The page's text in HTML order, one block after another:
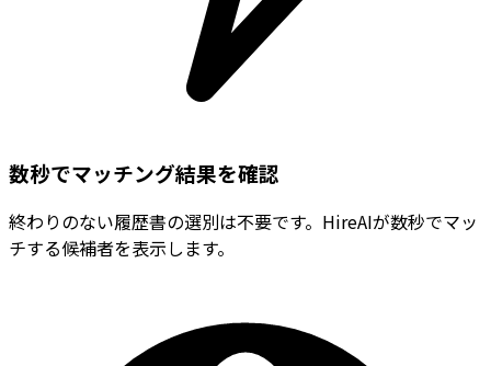
数秒でマッチング結果を確認
終わりのない履歴書の選別は不要です。HireAIが数秒でマッ
チする候補者を表示します。